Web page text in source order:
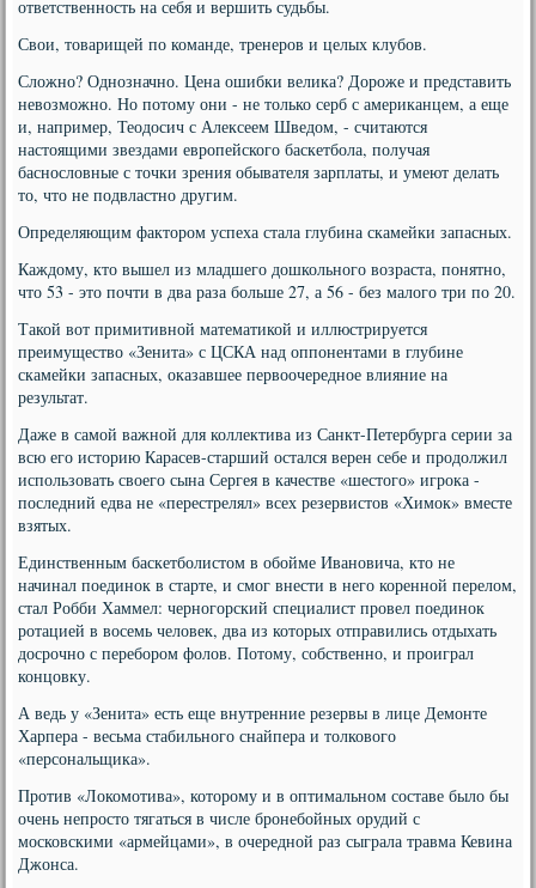
ответственность на себя и вершить судьбы.
Свои, товарищей по команде, тренеров и целых клубов.
Сложно? Однозначно. Цена ошибки велика? Дороже и представить
невозможно. Но потому они - не только серб с американцем, а еще
и, например, Теодосич с Алексеем Шведом, - считаются
настоящими звездами европейского баскетбола, получая
баснословные с точки зрения обывателя зарплаты, и умеют делать
то, что не подвластно другим.
Определяющим фактором успеха стала глубина скамейки запасных.
Каждому, кто вышел из младшего дошкольного возраста, понятно,
что 53 - это почти в два раза больше 27, а 56 - без малого три по 20.
Такой вот примитивной математикой и иллюстрируется
преимущество «Зенита» с ЦСКА над оппонентами в глубине
скамейки запасных, оказавшее первоочередное влияние на
результат.
Даже в самой важной для коллектива из Санкт-Петербурга серии за
всю его историю Карасев-старший остался верен себе и продолжил
использовать своего сына Сергея в качестве «шестого» игрока -
последний едва не «перестрелял» всех резервистов «Химок» вместе
взятых.
Единственным баскетболистом в обойме Ивановича, кто не
начинал поединок в старте, и смог внести в него коренной перелом,
стал Робби Хаммел: черногорский специалист провел поединок
ротацией в восемь человек, два из которых отправились отдыхать
досрочно с перебором фолов. Потому, собственно, и проиграл
концовку.
А ведь у «Зенита» есть еще внутренние резервы в лице Демонте
Харпера - весьма стабильного снайпера и толкового
«персональщика».
Против «Локомотива», которому и в оптимальном составе было бы
очень непросто тягаться в числе бронебойных орудий с
московскими «армейцами», в очередной раз сыграла травма Кевина
Джонса.